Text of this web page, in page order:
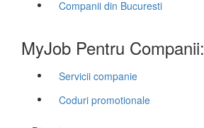
Companii din Bucuresti
MyJob Pentru Companii:
Servicii companie
Coduri promotionale